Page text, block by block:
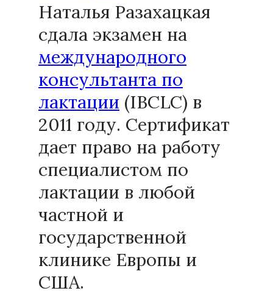
Наталья Разахацкая
сдала экзамен на
международного
консультанта по
лактации (IBCLC) в
2011 году. Сертификат
дает право на работу
специалистом по
лактации в любой
частной и
государственной
клинике Европы и
США.